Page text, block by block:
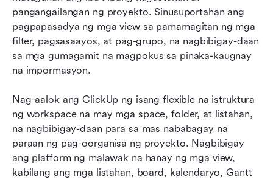
pangangailangan ng proyekto. Sinusuportahan ang
pagpapasadya ng mga view sa pamamagitan ng mga
filter, pagsasaayos, at pag-grupo, na nagbibigay-daan
sa mga gumagamit na magpokus sa pinaka-kaugnay
na impormasyon.
Nag-aalok ang ClickUp ng isang flexible na istruktura
ng workspace na may mga space, folder, at listahan,
na nagbibigay-daan para sa mas nababagay na
paraan ng pag-oorganisa ng proyekto. Nagbibigay
ang platform ng malawak na hanay ng mga view,
kabilang ang mga listahan, board, kalendaryo, Gantt